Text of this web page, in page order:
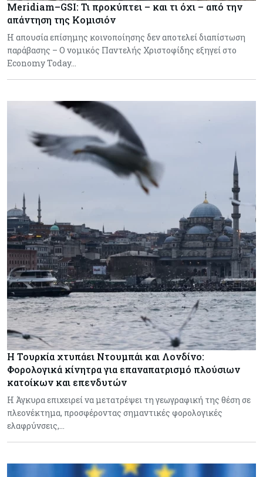
Meridiam–GSI: Τι προκύπτει – και τι όχι – από την
απάντηση της Κομισιόν
Η απουσία επίσημης κοινοποίησης δεν αποτελεί διαπίστωση
παράβασης – Ο νομικός Παντελής Χριστοφίδης εξηγεί στο
Economy Today…
Η Τουρκία χτυπάει Ντουμπάι και Λονδίνο:
Φορολογικά κίνητρα για επαναπατρισμό πλούσιων
κατοίκων και επενδυτών
Η Άγκυρα επιχειρεί να μετατρέψει τη γεωγραφική της θέση σε
πλεονέκτημα, προσφέροντας σημαντικές φορολογικές
ελαφρύνσεις,…